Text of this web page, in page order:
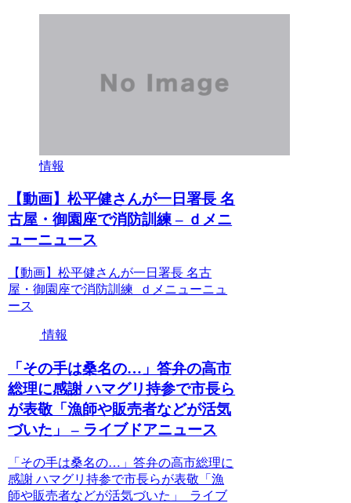
情報
【動画】松平健さんが一日署長 名
古屋・御園座で消防訓練 – ｄメニ
ューニュース
【動画】松平健さんが一日署長 名古
屋・御園座で消防訓練 ｄメニューニュ
ース
情報
「その手は桑名の…」答弁の高市
総理に感謝 ハマグリ持参で市長ら
が表敬「漁師や販売者などが活気
づいた」 – ライブドアニュース
「その手は桑名の…」答弁の高市総理に
感謝 ハマグリ持参で市長らが表敬「漁
師や販売者などが活気づいた」 ライブ